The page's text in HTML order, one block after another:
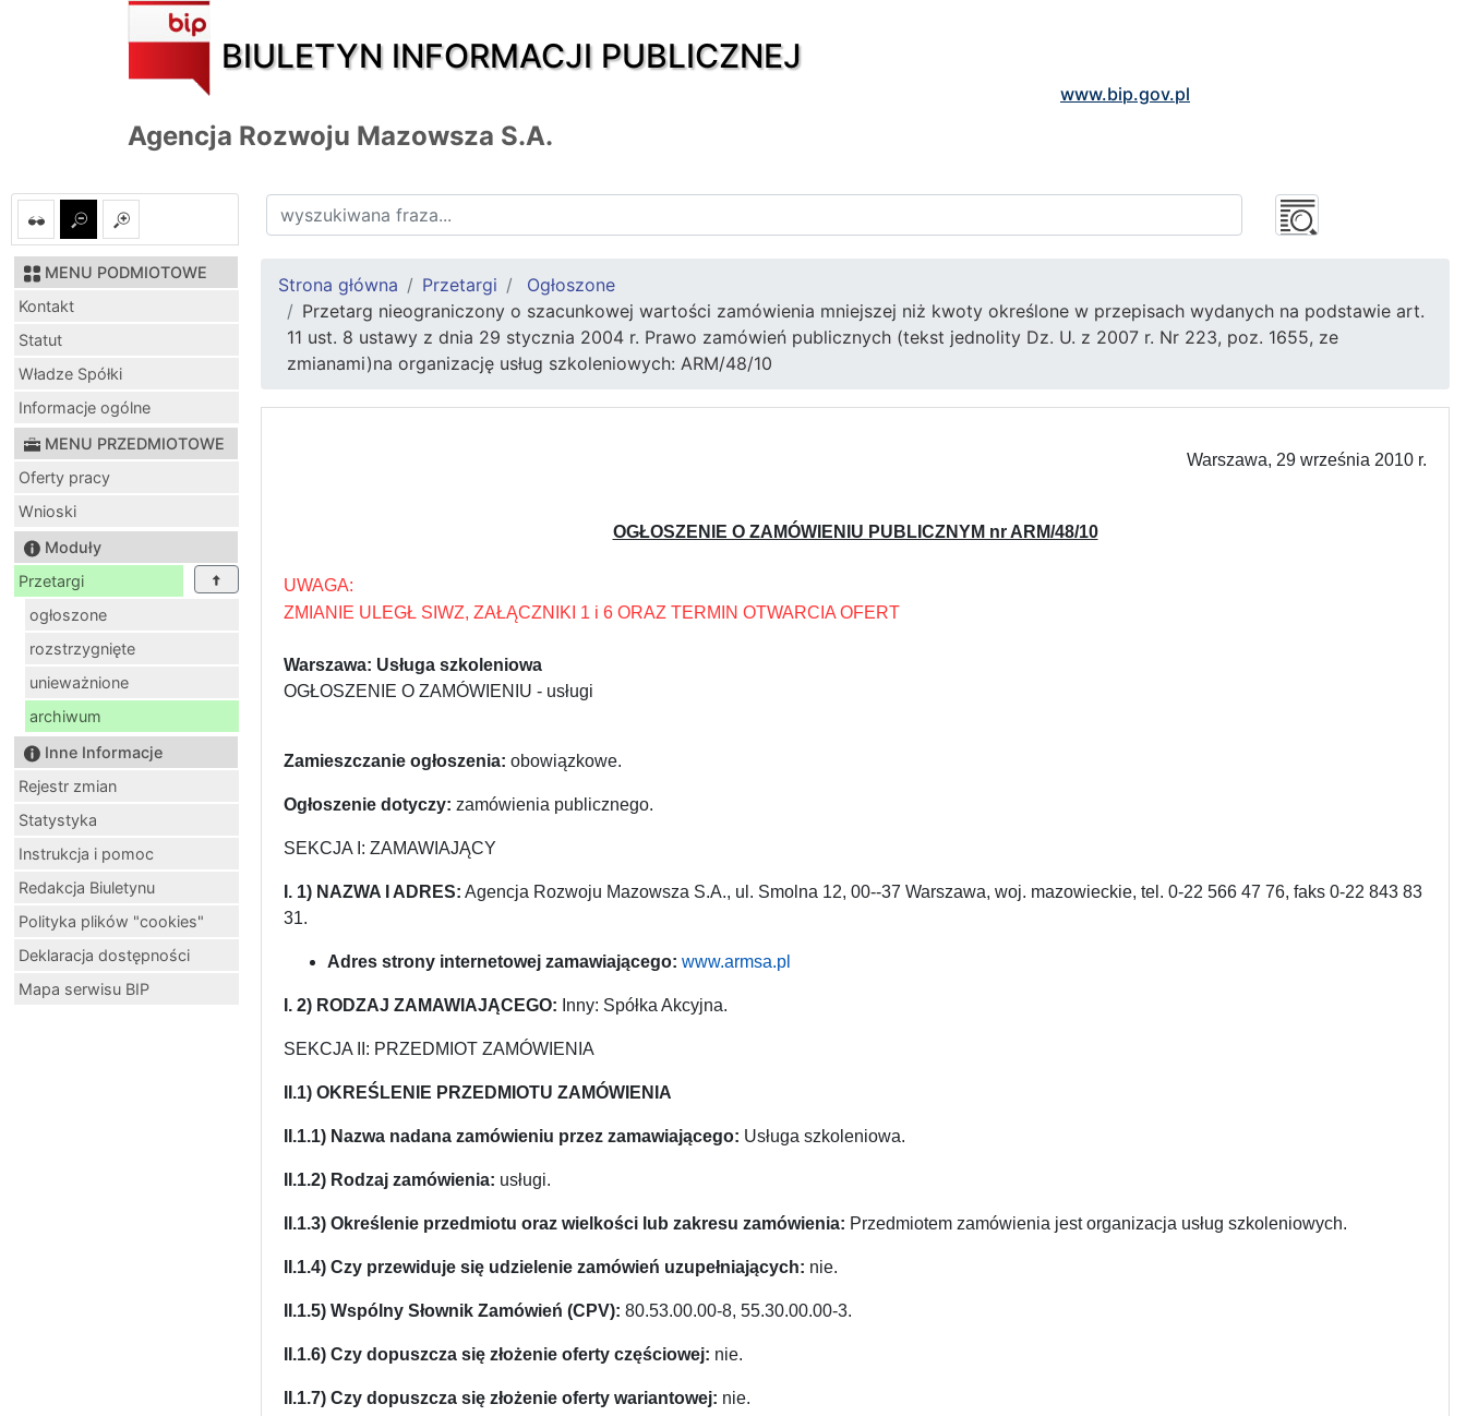
BIULETYN INFORMACJI PUBLICZNEJ
www.bip.gov.pl
Agencja Rozwoju Mazowsza S.A.
MENU PODMIOTOWE
Kontakt
Statut
Władze Spółki
Informacje ogólne
MENU PRZEDMIOTOWE
Oferty pracy
Wnioski
Moduły
Przetargi
ogłoszone
rozstrzygnięte
unieważnione
archiwum
Inne Informacje
Rejestr zmian
Statystyka
Instrukcja i pomoc
Redakcja Biuletynu
Polityka plików "cookies"
Deklaracja dostępności
Mapa serwisu BIP
Strona główna Przetargi
Ogłoszone
Przetarg nieograniczony o szacunkowej wartości zamówienia mniejszej niż kwoty określone w przepisach wydanych na podstawie art.
11 ust. 8 ustawy z dnia 29 stycznia 2004 r. Prawo zamówień publicznych (tekst jednolity Dz. U. z 2007 r. Nr 223, poz. 1655, ze
zmianami)na organizację usług szkoleniowych: ARM/48/10
Warszawa, 29 września 2010 r.
OGŁOSZENIE O ZAMÓWIENIU PUBLICZNYM nr ARM/48/10
UWAGA:
ZMIANIE ULEGŁ SIWZ, ZAŁĄCZNIKI 1 i 6 ORAZ TERMIN OTWARCIA OFERT
Warszawa: Usługa szkoleniowa
OGŁOSZENIE O ZAMÓWIENIU - usługi
Zamieszczanie ogłoszenia: obowiązkowe.
Ogłoszenie dotyczy: zamówienia publicznego.
SEKCJA I: ZAMAWIAJĄCY
I. 1) NAZWA I ADRES: Agencja Rozwoju Mazowsza S.A., ul. Smolna 12, 00--37 Warszawa, woj. mazowieckie, tel. 0-22 566 47 76, faks 0-22 843 83
31.
Adres strony internetowej zamawiającego: www.armsa.pl
I. 2) RODZAJ ZAMAWIAJĄCEGO: Inny: Spółka Akcyjna.
SEKCJA II: PRZEDMIOT ZAMÓWIENIA
II.1) OKREŚLENIE PRZEDMIOTU ZAMÓWIENIA
II.1.1) Nazwa nadana zamówieniu przez zamawiającego: Usługa szkoleniowa.
II.1.2) Rodzaj zamówienia: usługi.
II.1.3) Określenie przedmiotu oraz wielkości lub zakresu zamówienia: Przedmiotem zamówienia jest organizacja usług szkoleniowych.
II.1.4) Czy przewiduje się udzielenie zamówień uzupełniających: nie.
II.1.5) Wspólny Słownik Zamówień (CPV): 80.53.00.00-8, 55.30.00.00-3.
II.1.6) Czy dopuszcza się złożenie oferty częściowej: nie.
II.1.7) Czy dopuszcza się złożenie oferty wariantowej: nie.